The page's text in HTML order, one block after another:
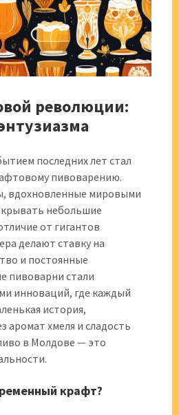
революции:
последних лет стал
пивоварению.
вдохновленные мировыми
небольшие
от гигантов
делают ставку на
и постоянные
пивоварни стали
инноваций, где каждый
история,
аромат хмеля и сладость
в Молдове — это
крафт?